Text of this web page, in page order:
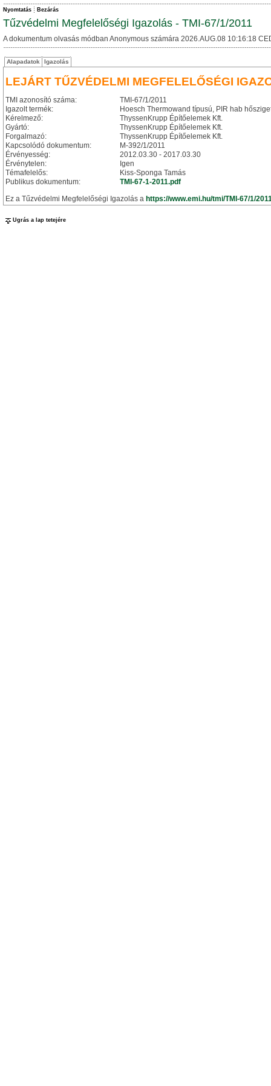
Nyomtatás Bezárás
Tűzvédelmi Megfelelőségi Igazolás - TMI-67/1/2011
A dokumentum olvasás módban Anonymous számára 2026.AUG.08 10:16:18
Alapadatok Igazolás
LEJÁRT TŰZVÉDELMI MEGFELELŐSÉGI
TMI azonosító száma:
TMI-67/1/2011
Igazolt termék:
Hoesch Thermowand típusú, PIR hab
Kérelmező:
ThyssenKrupp Építőelemek Kft.
Gyártó:
ThyssenKrupp Építőelemek Kft.
Forgalmazó:
ThyssenKrupp Építőelemek Kft.
Kapcsolódó dokumentum:
M-392/1/2011
Érvényesség:
2012.03.30 - 2017.03.30
Érvénytelen:
Igen
Témafelelős:
Kiss-Sponga Tamás
Publikus dokumentum:
TMI-67-1-2011.pdf
Ez a Tűzvédelmi Megfelelőségi Igazolás a https://www.emi.hu/tmi/TMI-67/1/
Ugrás a lap tetejére